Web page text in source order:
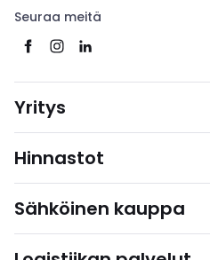
Seuraa meitä
Yritys
Hinnastot
Sähköinen kauppa